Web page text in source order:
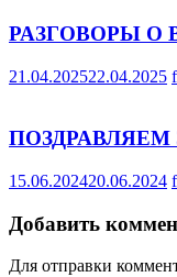
РАЗГОВОРЫ
21.04.202522.04.2025
ПОЗДРАВЛЯЕМ
15.06.202420.06.2024
Добавить
Для отправки